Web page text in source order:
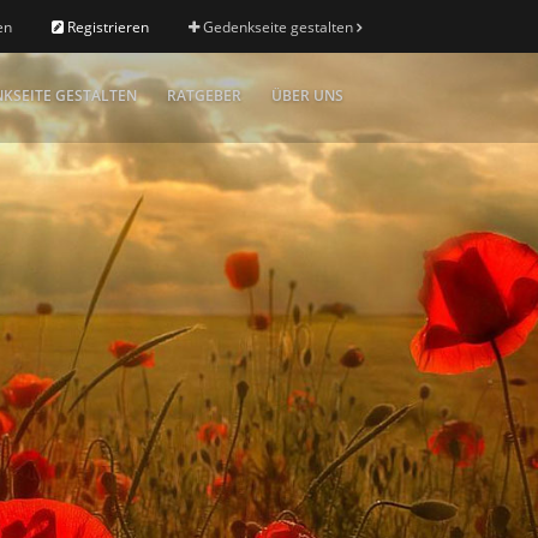
Registrieren Gedenkseite gestalten
GESTALTEN RATGEBER ÜBER UNS